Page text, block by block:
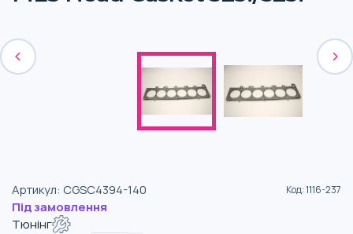
Артикул: CGSC4394-140 Код:1116-237
Під замовлення
Тюнінг